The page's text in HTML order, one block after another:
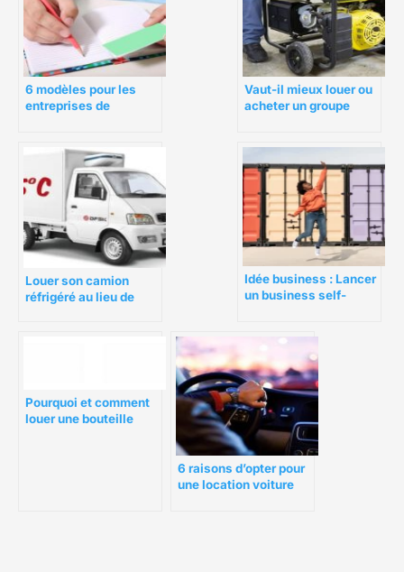
6 modèles pour les
entreprises de
Vaut-il mieux louer ou
acheter un groupe
Louer son camion
réfrigéré au lieu de
Idée business : Lancer
un business self-
Pourquoi et comment
louer une bouteille
6 raisons d’opter pour
une location voiture